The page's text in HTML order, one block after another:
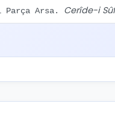
Arsa. Cerîde-i